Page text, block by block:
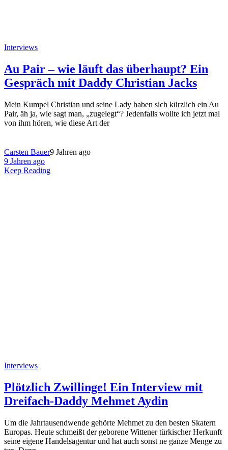
Interviews
Au Pair – wie läuft das überhaupt? Ein
Gespräch mit Daddy Christian Jacks
Mein Kumpel Christian und seine Lady haben sich kürzlich ein Au
Pair, äh ja, wie sagt man, „zugelegt“? Jedenfalls wollte ich jetzt mal
von ihm hören, wie diese Art der
Carsten Bauer9 Jahren ago
9 Jahren ago
Keep Reading
Interviews
Plötzlich Zwillinge! Ein Interview mit
Dreifach-Daddy Mehmet Aydin
Um die Jahrtausendwende gehörte Mehmet zu den besten Skatern
Europas. Heute schmeißt der geborene Wittener türkischer Herkunft
seine eigene Handelsagentur und hat auch sonst ne ganze Menge zu